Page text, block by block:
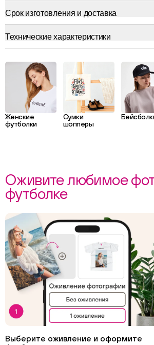
Срок изготовления и доставка
Технические характеристики
Женские
футболки
Сумки
шопперы
Оживите любимое
футболке
Выберите оживление и оформите